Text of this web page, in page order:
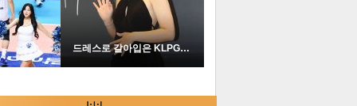
드레스로 갈아입은 KLPGA …